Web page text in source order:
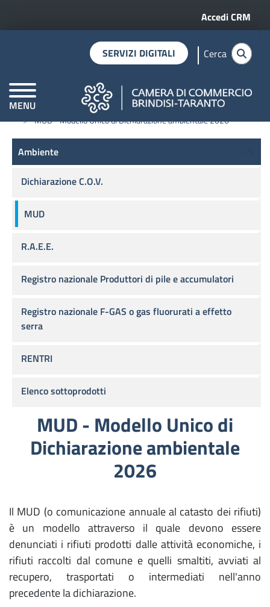
Menu
Accedi CRM
MENU
CAMERE DI COMMERCIO D'ITALIA
SERVIZI DIGITALI Cerca
Home
Ambiente
MUD - Modello Unico di Dichiarazione ambientale 2026
MUD - Modello Unico di
Dichiarazione ambientale
2026
Il MUD (o comunicazione annuale al catasto dei rifiuti)
è un modello attraverso il quale devono essere
denunciati i rifiuti prodotti dalle attività economiche, i
rifiuti raccolti dal comune e quelli smaltiti, avviati al
recupero, trasportati o intermediati nell'anno
precedente la dichiarazione.
Ambiente
Ambiente
Dichiarazione C.O.V.
MUD
R.A.E.E.
Registro nazionale Produttori di pile e accumulatori
Registro nazionale F-GAS o gas fluorurati a effetto
serra
RENTRI
Elenco sottoprodotti